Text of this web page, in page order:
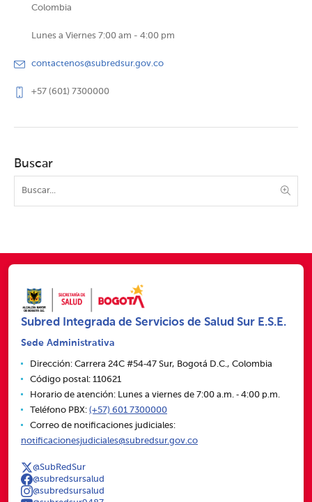
Colombia
Lunes a Viernes 7:00 am - 4:00 pm
contactenos@subredsur.gov.co
+57 (601) 7300000
Buscar
Subred Integrada de Servicios de Salud Sur E.S.E.
Sede Administrativa
Dirección: Carrera 24C #54‑47 Sur, Bogotá D.C., Colombia
Código postal: 110621
Horario de atención: Lunes a viernes de 7:00 a.m. ‑ 4:00 p.m.
Teléfono PBX: (+57) 601 7300000
Correo de notificaciones judiciales:
notificacionesjudiciales@subredsur.gov.co
@SubRedSur
@subredsursalud
@subredsursalud